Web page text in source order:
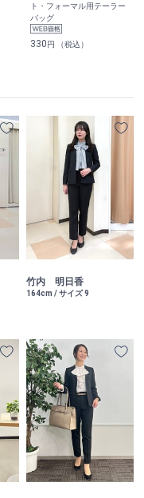
ト・フォーマル用テーラー
バッグ
330円 （税込）
竹内 明日香
164cm / サイズ 9